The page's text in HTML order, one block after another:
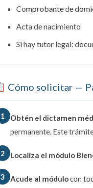
Comprobante de
Acta de nacimiento
Si hay tutor legal:
Cómo solicitar —
1 Obtén el dictamen
permanente. Este
2 Localiza el módulo
3 Acude al módulocon